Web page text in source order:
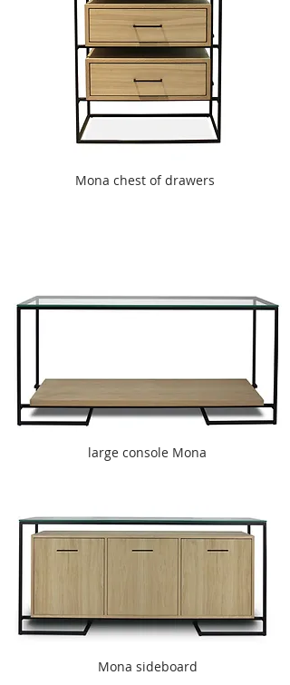
Mona chest of drawers
large console Mona
Mona sideboard